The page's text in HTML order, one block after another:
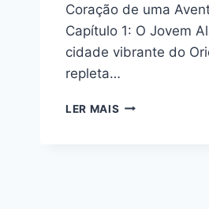
Coração de uma
Capítulo 1: O Jovem
cidade vibrante do
repleta…
LER MAIS AS